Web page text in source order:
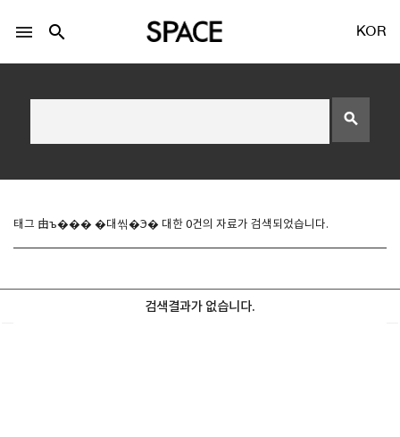
Twitter 로그인
menu search KOR
search
태그 由ъ��� �대씪�Э� 대한 0건의 자료가 검색되었습니다.
검색결과가 없습니다.